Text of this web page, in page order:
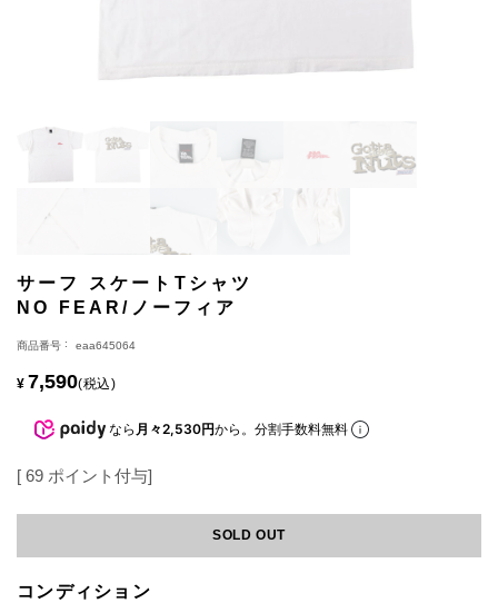
サーフ スケートTシャツ
NO FEAR/ノーフィア
商品番号 eaa645064
¥ 7,590 税込
なら 月々2,530円から。分割手数料無料
[ 69 ポイント付与]
SOLD OUT
コンディション